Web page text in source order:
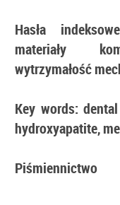
Hasła
materiały
wytrzymałość
Key words:
hydroxyapatite,
Piśmiennictwo